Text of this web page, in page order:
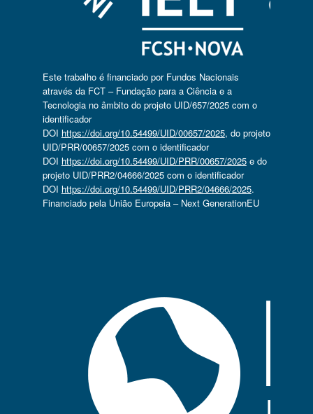
Este trabalho é financiado por Fundos Nacionais
através da FCT – Fundação para a Ciência e a
Tecnologia no âmbito do projeto UID/657/2025 com o
identificador
DOI https://doi.org/10.54499/UID/00657/2025, do projeto
UID/PRR/00657/2025 com o identificador
DOI https://doi.org/10.54499/UID/PRR/00657/2025e do
projeto UID/PRR2/04666/2025 com o identificador
DOI https://doi.org/10.54499/UID/PRR2/04666/2025.
Financiado pela União Europeia – Next GenerationEU